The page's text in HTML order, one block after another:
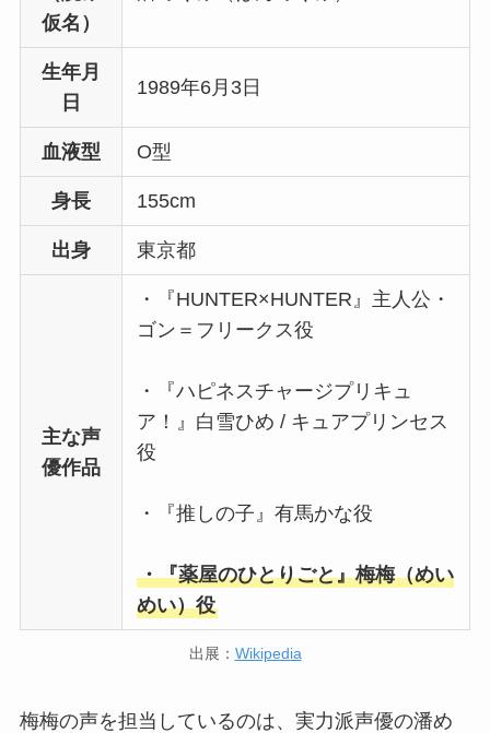
仮名）
生年月
日
1989年6月3日
血液型 O型
身長 155cm
出身 東京都
主な声
優作品
・『HUNTER×HUNTER』主人公・
ゴン＝フリークス役
・『ハピネスチャージプリキュ
ア！』白雪ひめ / キュアプリンセス
役
・『推しの子』有馬かな役
・『薬屋のひとりごと』梅梅（めい
めい）役
出展： Wikipedia
梅梅の声を担当しているのは、実力派声優の潘め